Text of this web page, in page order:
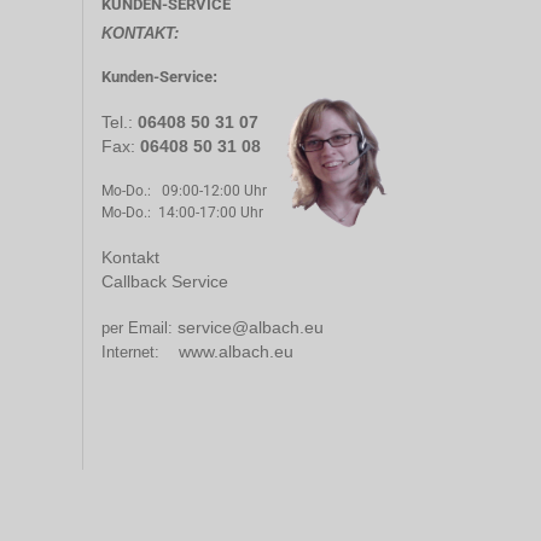
KUNDEN-SERVICE
KONTAKT:
Kunden-Service:
Tel.: 06408 50 31 07
Fax: 06408 50 31 08
Mo-Do.: 09:00-12:00 Uhr
Mo-Do.: 14:00-17:00 Uhr
Kontakt
Callback Service
per Email: service@albach.eu
Internet: www.albach.eu